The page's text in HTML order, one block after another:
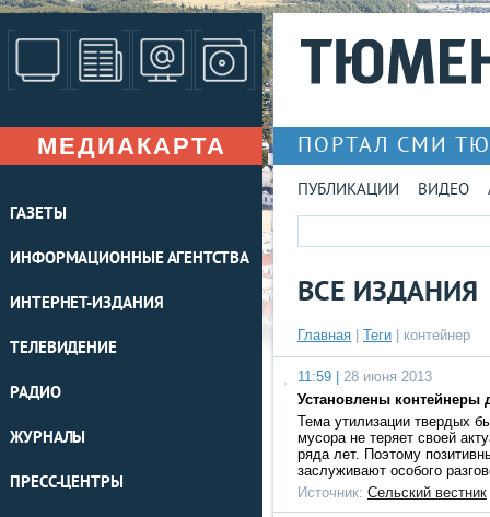
МЕДИАКАРТА
ГАЗЕТЫ
ИНФОРМАЦИОННЫЕ АГЕНТСТВА
ИНТЕРНЕТ-ИЗДАНИЯ
ТЕЛЕВИДЕНИЕ
РАДИО
ЖУРНАЛЫ
ПРЕСС-ЦЕНТРЫ
ПОРТАЛ СМИ
ПУБЛИКАЦИИ ВИДЕО
ВСЕ ИЗДАНИЯ
Главная Теги | контейнер
11:59 |
28 июня 2013
Установлены контейнеры
Тема утилизации твердых
мусора не теряет своей
ряда лет. Поэтому
заслуживают особого
Источник: Сельский вестник